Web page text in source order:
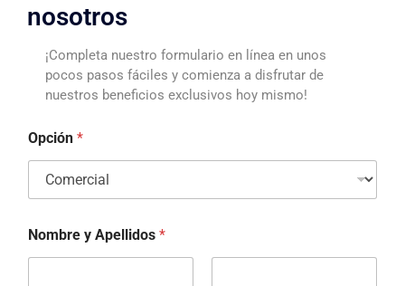
nosotros
¡Completa nuestro formulario en línea en unos
pocos pasos fáciles y comienza a disfrutar de
nuestros beneficios exclusivos hoy mismo!
Opción *
Nombre y Apellidos *